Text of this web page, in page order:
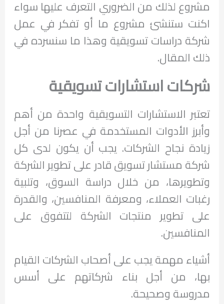
مشروع لذلك من الضروري التعرف عليها سواء
اكنت ستنشئ مشروع ما أو تفكر في عمل
شركة دراسات تسويقية وهذا ما سنسرده في
ذلك المقال.
شركات استشارات تسويقية
تعتبر الاستشارات التسويقية واحدة من أهم
وأبرز الأدوات المستخدمة في عصرنا من أجل
زيادة نجاح الشركات. يجب أن يكون لدى كل
شركة مستشار تسويق قادر على تطوير الشركة
وتطويرها، من خلال دراسة السوق، وتلبية
رغبات العملاء، ومعرفة المنافسين، والقدرة
على تطوير منتجات الشركة لتتفوق على
المنافسين.
أشياء مهمة يجب على أصحاب الشركات القيام
بها، من أجل بناء شركاتهم على أسس
مدروسة وصحيحة.